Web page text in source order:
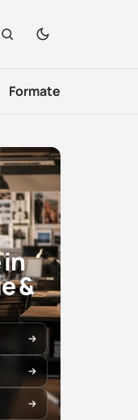
Formate
&